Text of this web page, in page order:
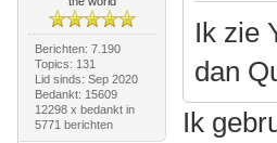
Berichten: 7.190
Topics: 131
Lid sinds: Sep 2020
Bedankt: 15609
12298 x bedankt in
5771 berichten
Ik zie
dan
Ik